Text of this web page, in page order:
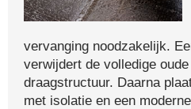
vervanging noodzakelijk.
verwijdert de volledige
draagstructuur. Daarna
met isolatie en een